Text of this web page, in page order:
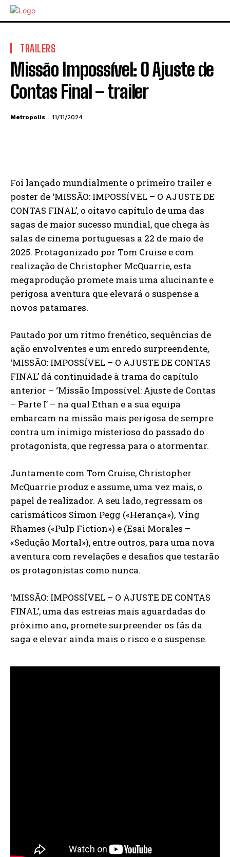
TRAILERS
Missão Impossível: O Ajuste de
Contas Final – trailer
Metropolis 11/11/2024
Foi lançado mundialmente o primeiro trailer e
poster de ‘MISSÃO: IMPOSSÍVEL – O AJUSTE DE
CONTAS FINAL’, o oitavo capítulo de uma das
sagas de maior sucesso mundial, que chega às
salas de cinema portuguesas a 22 de maio de
2025. Protagonizado por Tom Cruise e com
realização de Christopher McQuarrie, esta
megaprodução promete mais uma alucinante e
perigosa aventura que elevará o suspense a
novos patamares.
Pautado por um ritmo frenético, sequências de
ação envolventes e um enredo surpreendente,
‘MISSÃO: IMPOSSÍVEL – O AJUSTE DE CONTAS
FINAL’ dá continuidade à trama do capítulo
anterior – ‘Missão Impossível: Ajuste de Contas
– Parte I’ – na qual Ethan e a sua equipa
embarcam na missão mais perigosa de sempre
contra um inimigo misterioso do passado do
protagonista, que regressa para o atormentar.
Juntamente com Tom Cruise, Christopher
McQuarrie produz e assume, uma vez mais, o
papel de realizador. A seu lado, regressam os
carismáticos Simon Pegg («Herança»), Ving
Rhames («Pulp Fiction») e (Esai Morales –
«Sedução Mortal»), entre outros, para uma nova
aventura com revelações e desafios que testarão
os protagonistas como nunca.
‘MISSÃO: IMPOSSÍVEL – O AJUSTE DE CONTAS
FINAL’, uma das estreias mais aguardadas do
próximo ano, promete surpreender os fãs da
saga e elevar ainda mais o risco e o suspense.